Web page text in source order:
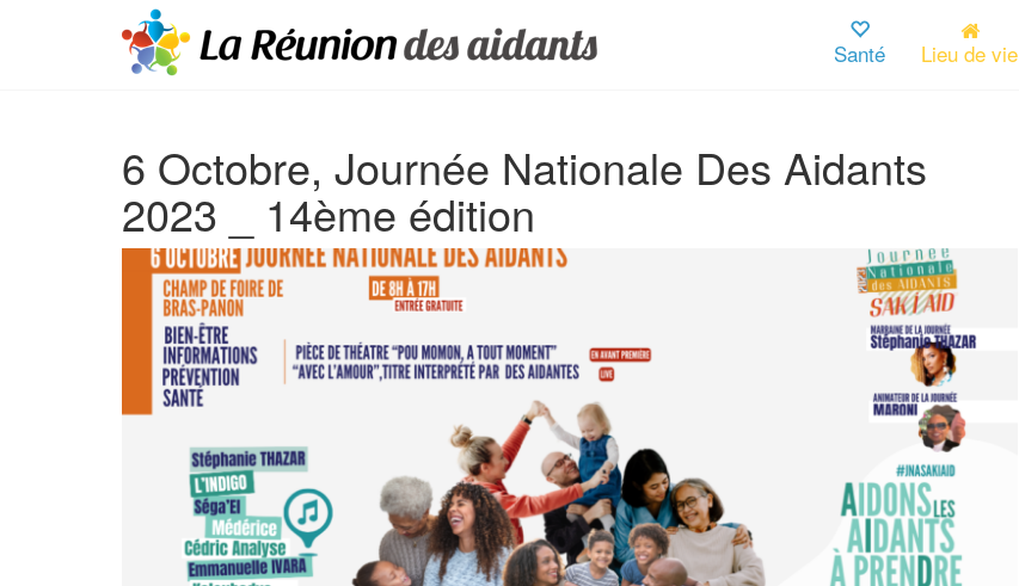
Santé Lieu de vie
6 Octobre, Journée Nationale Des Aidants
2023 _ 14ème édition